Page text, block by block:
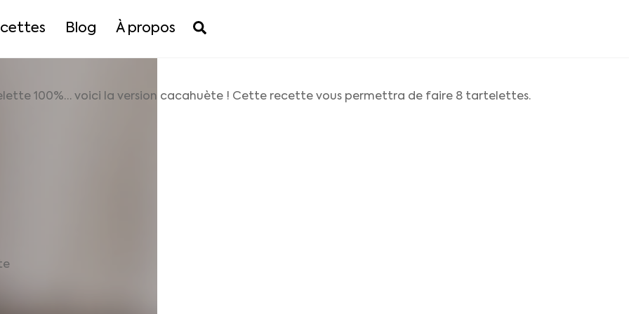
Blog À propos
100%… voici la version cacahuète ! Cette recette vous permettra de faire 8 tartelettes.